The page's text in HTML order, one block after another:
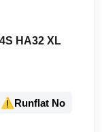
HA32 XL
⚠️Runflat No